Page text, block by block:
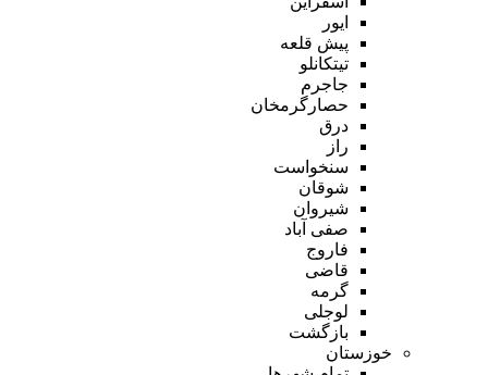
ایور
پیش قلعه
تیتکانلو
جاجرم
حصارگرمخان
درق
راز
سنخواست
شوقان
شیروان
صفی آباد
فاروج
قاضی
گرمه
لوجلی
بازگشت
خوزستان